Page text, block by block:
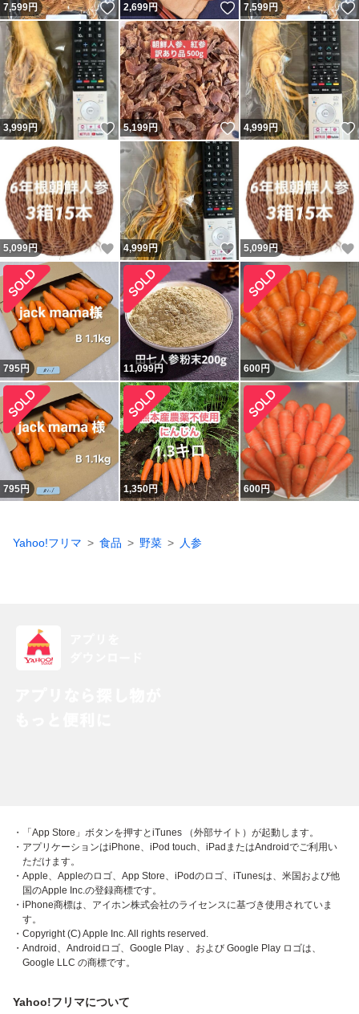
7,599円 いいね！
2,699円 いいね！
7,599円
3,999円 いいね！
5,199円 いいね！
4,999円
5,099円 いいね！
4,999円 いいね！
5,099円
795円 11,099円 600円
795円 1,350円 600円
Yahoo!フリマ 食品 野菜 人参
・「App Store」ボタンを押すとiTunes （外部サイト）が起動します。
・アプリケーションはiPhone、iPod touch、iPadまたはAndroidでご利用い
ただけます。
・Apple、Appleのロゴ、App Store、iPodのロゴ、iTunesは、米国および他
国のApple Inc.の登録商標です。
・iPhone商標は、アイホン株式会社のライセンスに基づき使用されていま
す。
・Copyright (C) Apple Inc. All rights reserved.
・Android、Androidロゴ、Google Play 、および Google Play ロゴは、
Google LLC の商標です。
Yahoo!フリマについて